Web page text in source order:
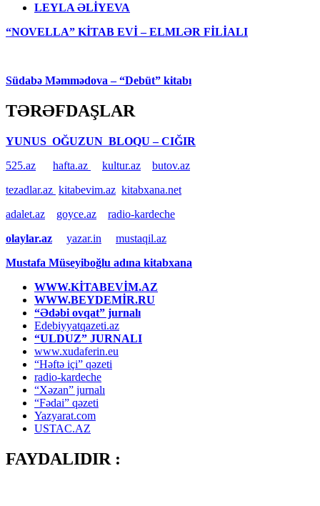
LEYLA ƏLİYEVA
“NOVELLA” KİTAB EVİ – ELMLƏR FİLİALI
Südabə Məmmədova – “Debüt” kitabı
TƏRƏFDAŞLAR
YUNUS OĞUZUN BLOQU – CIĞIR
525.az
hafta.az kultur.az
butov.az
tezadlar.az kitabevim.az kitabxana.net
adalet.az
goyce.az
radio-kardeche
olaylar.az
yazar.in
mustaqil.az
Mustafa Müseyiboğlu adına kitabxana
WWW.KİTABEVİM.AZ
WWW.BEYDEMİR.RU
“Ədəbi ovqat” jurnalı
Edebiyyatqazeti.az
“ULDUZ” JURNALI
www.xudaferin.eu
“Həftə içi” qəzeti
radio-kardeche
“Xəzan” jurnalı
“Fədai” qəzeti
Yazyarat.com
USTAC.AZ
FAYDALIDIR :